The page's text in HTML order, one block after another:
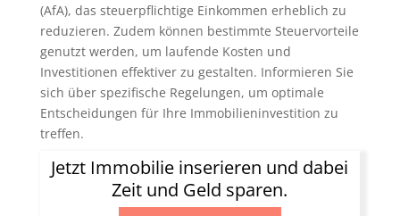
(AfA), das steuerpflichtige Einkommen erheblich zu
reduzieren. Zudem können bestimmte Steuervorteile
genutzt werden, um laufende Kosten und
Investitionen effektiver zu gestalten. Informieren Sie
sich über spezifische Regelungen, um optimale
Entscheidungen für Ihre Immobilieninvestition zu
treffen.
Jetzt Immobilie inserieren und dabei
Zeit und Geld sparen.